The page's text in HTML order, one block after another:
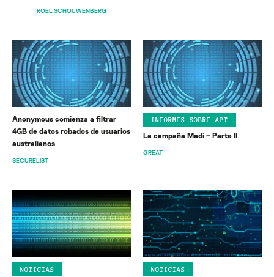
ROEL SCHOUWENBERG
Anonymous comienza a filtrar
4GB de datos robados de usuarios
australianos
SECURELIST
INFORMES SOBRE APT
La campaña Madi – Parte II
GREAT
NOTICIAS NOTICIAS